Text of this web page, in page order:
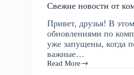
Свежие новости от
Привет, друзья! В
обновлениями по
уже запущены, когда
важные…
Read More
Свежие